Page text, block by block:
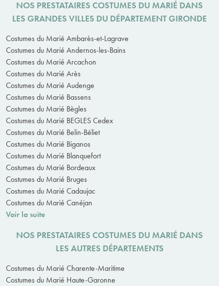
NOS PRESTATAIRES COSTUMES DU MARIÉ DANS
LES GRANDES VILLES DU DÉPARTEMENT GIRONDE
Costumes du Marié Ambarès-et-Lagrave
Costumes du Marié Andernos-les-Bains
Costumes du Marié Arcachon
Costumes du Marié Arès
Costumes du Marié Audenge
Costumes du Marié Bassens
Costumes du Marié Bègles
Costumes du Marié BEGLES Cedex
Costumes du Marié Belin-Béliet
Costumes du Marié Biganos
Costumes du Marié Blanquefort
Costumes du Marié Bordeaux
Costumes du Marié Bruges
Costumes du Marié Cadaujac
Costumes du Marié Canéjan
Voir la suite
NOS PRESTATAIRES COSTUMES DU MARIÉ DANS
LES AUTRES DÉPARTEMENTS
Costumes du Marié Charente-Maritime
Costumes du Marié Haute-Garonne